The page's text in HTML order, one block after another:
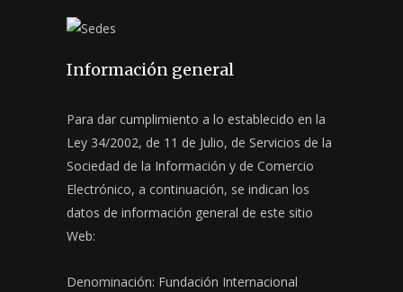
Información general
Para dar cumplimiento a lo establecido en la
Ley 34/2002, de 11 de Julio, de Servicios de la
Sociedad de la Información y de Comercio
Electrónico, a continuación, se indican los
datos de información general de este sitio
Web:
Denominación: Fundación Internacional